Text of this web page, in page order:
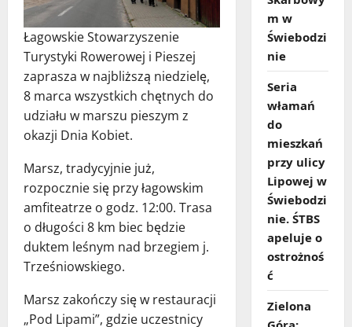
Łagowskie Stowarzyszenie
Turystyki Rowerowej i Pieszej
zaprasza w najbliższą niedzielę,
8 marca wszystkich chętnych do
udziału w marszu pieszym z
okazji Dnia Kobiet.
Marsz, tradycyjnie już,
rozpocznie się przy łagowskim
amfiteatrze o godz. 12:00. Trasa
o długości 8 km biec będzie
duktem leśnym nad brzegiem j.
Trześniowskiego.
Marsz zakończy się w restauracji
„Pod Lipami”, gdzie uczestnicy
m w
Świebodzi
nie
Seria
włamań
do
mieszkań
przy ulicy
Lipowej w
Świebodzi
nie. ŚTBS
apeluje o
ostrożnoś
ć
Zielona